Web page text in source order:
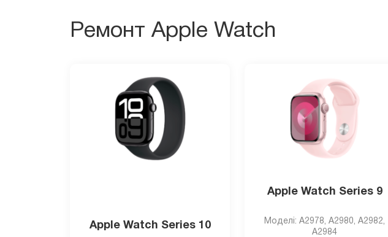
Ремонт Apple Watch
Apple Watch Series 10
Apple Watch Series 9
Моделі: A2978, A2980, A2982,
A2984